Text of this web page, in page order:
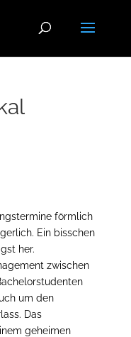
förmlich
Ein bisschen
her.
zwischen
um den
Das
geheimen